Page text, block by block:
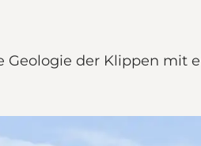
der Klippen mit